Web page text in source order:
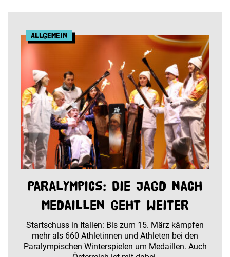
Allgemein
Paralympics: Die Jagd nach
Medaillen geht weiter
Startschuss in Italien: Bis zum 15. März kämpfen
mehr als 660 Athletinnen und Athleten bei den
Paralympischen Winterspielen um Medaillen. Auch